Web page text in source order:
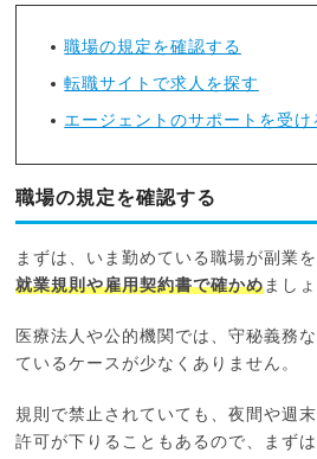
職場の規定を確認する
転職サイトで求人を探す
エージェントのサポートを受け
職場の規定を確認する
まずは、いま勤めている職場が副業
就業規則や雇用契約書で確かめましょ
医療法人や公的機関では、守秘義務
ているケースが少なくありません。
規則で禁止されていても、夜間や週
許可が下りることもあるので、まず